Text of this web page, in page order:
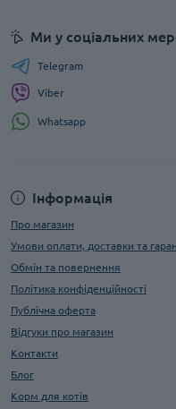
Інформація
Про магазин
Умови оплати, доставки та
Обмін та повернення
Політика конфіденційності
Публічна оферта
Відгуки про магазин
Контакти
Блог
Корм для котів
Ми у соціальних
Telegram
Viber
Whatsapp